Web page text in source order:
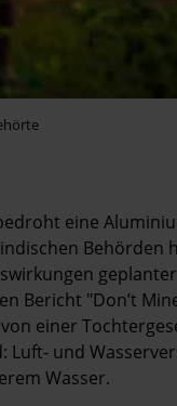
eine
Behörden
Bericht "Don’t
einer
Luft- und
Wasser.